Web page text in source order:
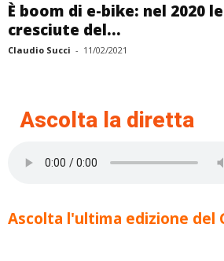
È boom di e-bike: nel 2020
cresciute del...
Claudio Succi - 11/02/2021
Ascolta la diretta
Ascolta l'ultima edizione del